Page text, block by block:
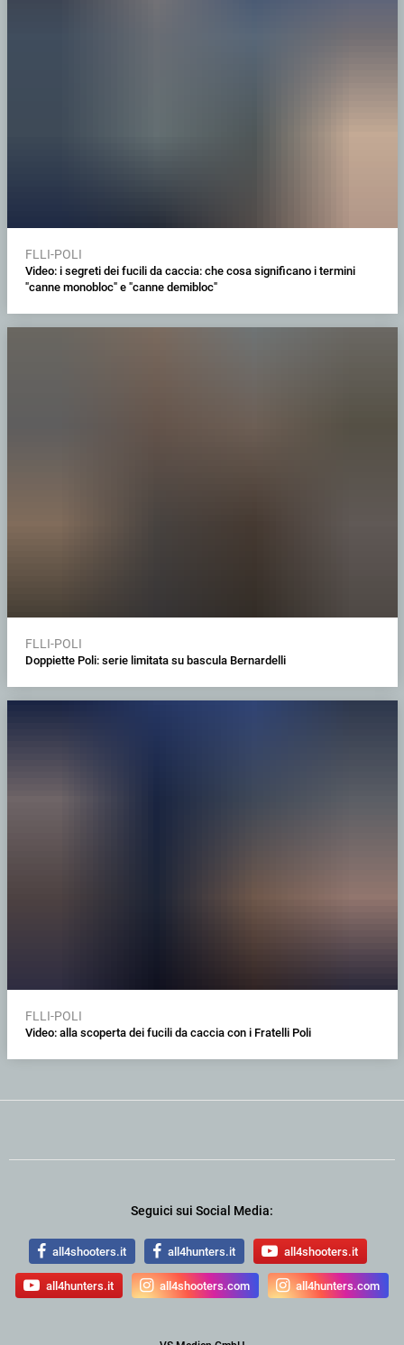
FLLI-POLI
Video: i segreti dei fucili da caccia: che cosa significano i termini
"canne monobloc" e "canne demibloc"
FLLI-POLI
Doppiette Poli: serie limitata su bascula Bernardelli
FLLI-POLI
Video: alla scoperta dei fucili da caccia con i Fratelli Poli
Seguici sui Social Media:
all4shooters.it all4hunters.it all4shooters.it
all4hunters.it all4shooters.com all4hunters.com